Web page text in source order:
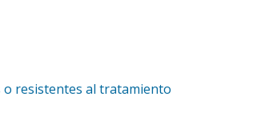
o resistentes al tratamiento